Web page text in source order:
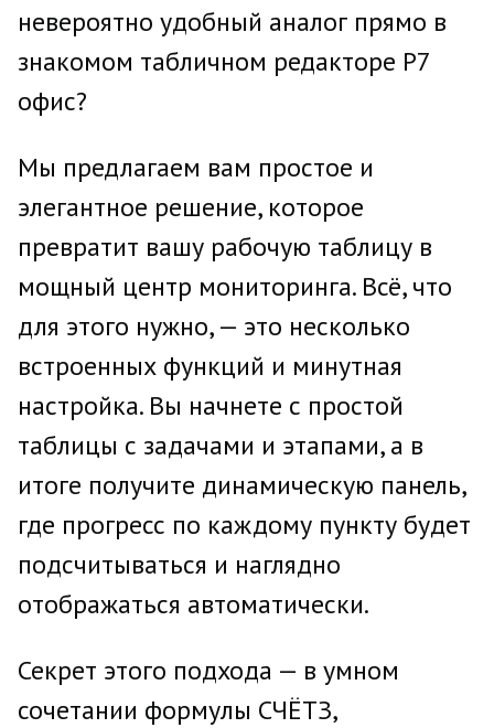
невероятно удобный аналог прямо в
знакомом табличном редакторе Р7
офис?
Мы предлагаем вам простое и
элегантное решение, которое
превратит вашу рабочую таблицу в
мощный центр мониторинга. Всё, что
для этого нужно, — это несколько
встроенных функций и минутная
настройка. Вы начнете с простой
таблицы с задачами и этапами, а в
итоге получите динамическую панель,
где прогресс по каждому пункту будет
подсчитываться и наглядно
отображаться автоматически.
Секрет этого подхода — в умном
сочетании формулы СЧЁТЗ,